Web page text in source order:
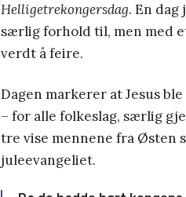
Helligetrekongersdag. En dag
særlig forhold til, men med
verdt å feire.
Dagen markerer at Jesus
– for alle folkeslag, særlig
tre vise mennene fra Østen
juleevangeliet.